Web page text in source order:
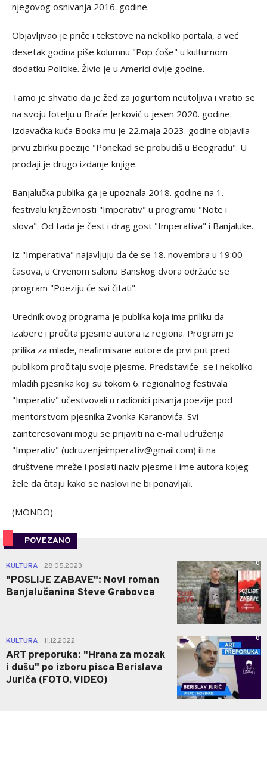
njegovog osnivanja 2016. godine.
Objavljivao je priče i tekstove na nekoliko portala, a već
desetak godina piše kolumnu "Pop ćoše" u kulturnom
dodatku Politike. Živio je u Americi dvije godine.
Tamo je shvatio da je žeđ za jogurtom neutoljiva i vratio se
na svoju fotelju u Braće Jerković u jesen 2020. godine.
Izdavačka kuća Booka mu je 22.maja 2023. godine objavila
prvu zbirku poezije "Ponekad se probudiš u Beogradu". U
prodaji je drugo izdanje knjige.
Banjalučka publika ga je upoznala 2018. godine na 1.
festivalu književnosti "Imperativ" u programu "Note i
slova". Od tada je čest i drag gost "Imperativa" i Banjaluke.
Iz "Imperativa" najavljuju da će se 18. novembra u 19:00
časova, u Crvenom salonu Banskog dvora održaće se
program "Poeziju će svi čitati".
Urednik ovog programa je publika koja ima priliku da
izabere i pročita pjesme autora iz regiona. Program je
prilika za mlade, neafirmisane autore da prvi put pred
publikom pročitaju svoje pjesme. Predstaviće se i nekoliko
mladih pjesnika koji su tokom 6. regionalnog festivala
"Imperativ" učestvovali u radionici pisanja poezije pod
mentorstvom pjesnika Zvonka Karanovića. Svi
zainteresovani mogu se prijaviti na e-mail udruženja
"Imperativ" (udruzenjeimperativ@gmail.com) ili na
društvene mreže i poslati naziv pjesme i ime autora kojeg
žele da čitaju kako se naslovi ne bi ponavljali.
(MONDO)
POVEZANO
KULTURA 28.05.2023.
"POSLIJE ZABAVE": Novi roman
Banjalučanina Steve Grabovca
0
KULTURA 11.12.2022.
ART preporuka: "Hrana za mozak
i dušu" po izboru pisca Berislava
Juriča (FOTO, VIDEO)
0